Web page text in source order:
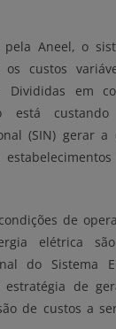
pela Aneel, o
custos
Divididas em
está
(SIN) gerar a
de
elétrica
do Sistema
de
de custos a